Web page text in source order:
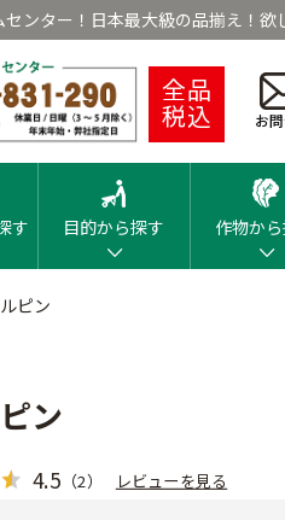
ンター！日本最大級の品揃え！欲
全品
税込 お
す 目的から探す 作物か
ピン
ン
4.5 （2） レビューを見る